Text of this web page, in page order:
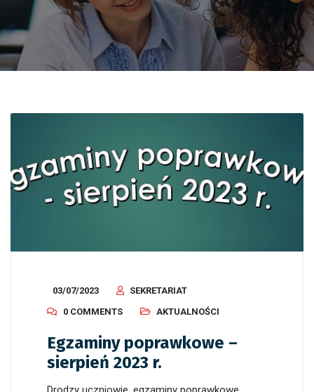
03/07/2023
SEKRETARIAT
0 COMMENTS
AKTUALNOŚCI
Egzaminy poprawkowe –
sierpień 2023 r.